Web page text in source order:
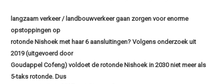
langzaam verkeer / landbouwverkeer gaan zorgen voor enorme
opstoppingen op
rotonde Nishoek met haar 6 aansluitingen? Volgens onderzoek uit
2019 (uitgevoerd door
Goudappel Cofeng) voldoet de rotonde Nishoek in 2030 niet meer als
5-taks rotonde. Dus